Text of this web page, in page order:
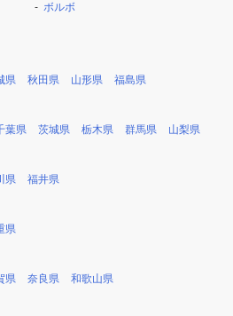
ボルボ
県 秋田県 山形県 福島県
葉県 茨城県 栃木県 群馬県 山梨県
県 福井県
県
県 奈良県 和歌山県